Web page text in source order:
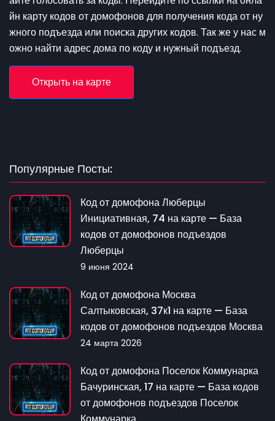
йн карту кодов от домофонов для получения кода от ну
жного подъезда или поиска других кодов. Так же у нас м
ожно найти адрес дома по коду и нужный подъезд.
Открыть на карте
Популярные Посты:
Код от домофона Люберцы
Инициативная, 74 на карте — База
кодов от домофонов подъездов
Люберцы
9 июня 2024
Код от домофона Москва
Салтыковская, 37к1 на карте — База
кодов от домофонов подъездов Москва
24 марта 2026
Код от домофона Поселок Коммунарка
Бачуринская, 17 на карте — База кодов
от домофонов подъездов Поселок